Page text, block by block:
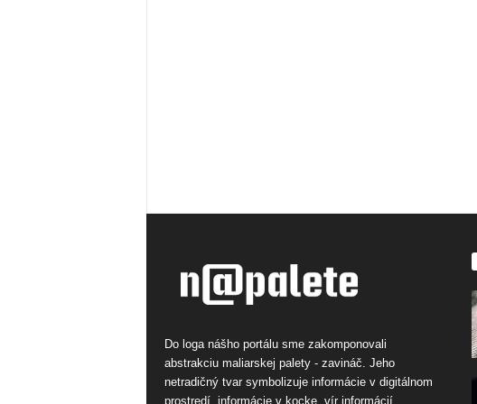
Do loga nášho portálu sme zakomponovali
abstrakciu maliarskej palety - zavináč. Jeho
netradičný tvar symbolizuje informácie v digitálnom
prostredí, informácie v kocke, vír informácií.